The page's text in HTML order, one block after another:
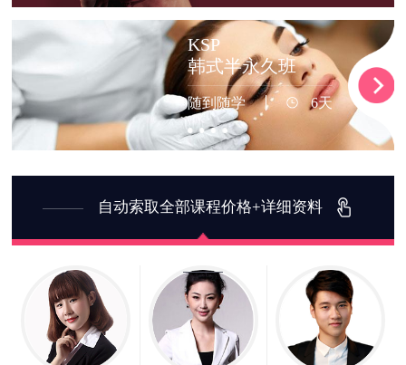
KSP
韩式半永久班
随到随学 6天
自动索取全部课程价格+详细资料